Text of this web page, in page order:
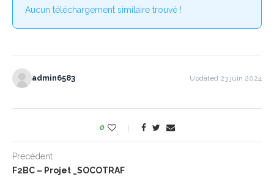
Aucun téléchargement similaire trouvé !
admin6583 Updated 23 juin 2024
0
Précédent
F2BC – Projet _SOCOTRAF